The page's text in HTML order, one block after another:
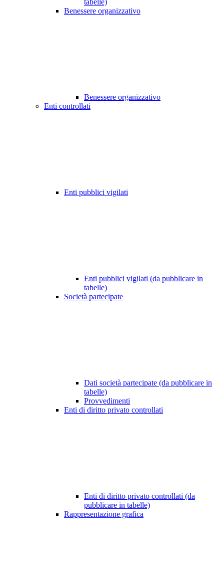
tabelle)
Benessere organizzativo
Benessere organizzativo
Enti controllati
Enti pubblici vigilati
Enti pubblici vigilati (da pubblicare in
tabelle)
Società partecipate
Dati società partecipate (da pubblicare in
tabelle)
Provvedimenti
Enti di diritto privato controllati
Enti di diritto privato controllati (da
pubblicare in tabelle)
Rappresentazione grafica